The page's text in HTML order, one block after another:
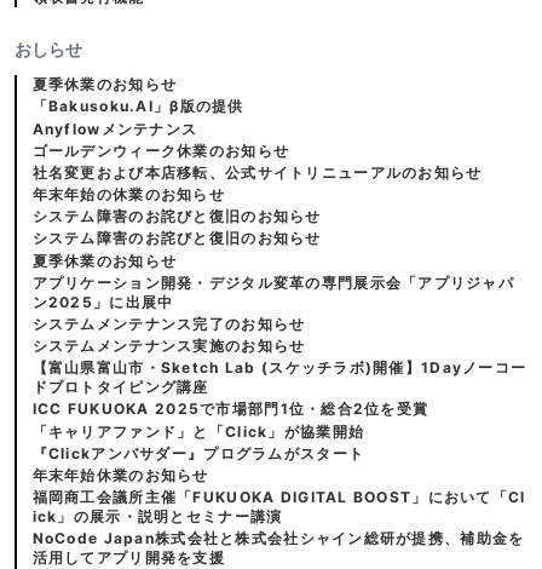
おしらせ
夏季休業のお知らせ
「Bakusoku.AI」β版の提供
Anyflowメンテナンス
ゴールデンウィーク休業のお知らせ
社名変更および本店移転、公式サイトリニューアルのお知らせ
年末年始の休業のお知らせ
システム障害のお詫びと復旧のお知らせ
システム障害のお詫びと復旧のお知らせ
夏季休業のお知らせ
アプリケーション開発・デジタル変革の専門展示会「アプリジャパ
ン2025」に出展中
システムメンテナンス完了のお知らせ
システムメンテナンス実施のお知らせ
【富山県富山市・Sketch Lab (スケッチラボ)開催】1Dayノーコー
ドプロトタイピング講座
ICC FUKUOKA 2025で市場部門1位・総合2位を受賞
「キャリアファンド」と「Click」が協業開始
『Clickアンバサダー』プログラムがスタート
年末年始休業のお知らせ
福岡商工会議所主催「FUKUOKA DIGITAL BOOST」において「Cl
ick」の展示・説明とセミナー講演
NoCode Japan株式会社と株式会社シャイン総研が提携、補助金を
活用してアプリ開発を支援